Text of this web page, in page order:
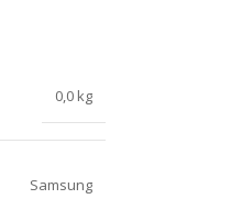
0,0 kg
Samsung